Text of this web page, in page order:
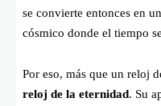
se convierte entonces en
cósmico donde el tiempo
Por eso, más que un reloj
reloj de la eternidad. Su